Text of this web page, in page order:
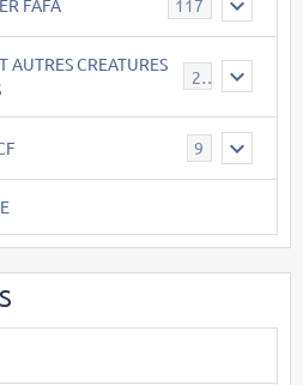
FAFA 117
AUTRES CREATURES
26
9